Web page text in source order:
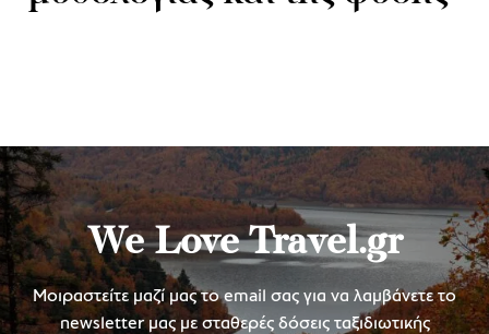
We Love Travel.gr
Μοιραστείτε μαζί μας το email σας για να λαμβάνετε το
newsletter μας με σταθερές δόσεις ταξιδιωτικής